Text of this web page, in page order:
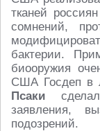
тканей
сомнений,
бактерии.
биооружия
США Госдеп в
Псаки
заявления,
подозрений.